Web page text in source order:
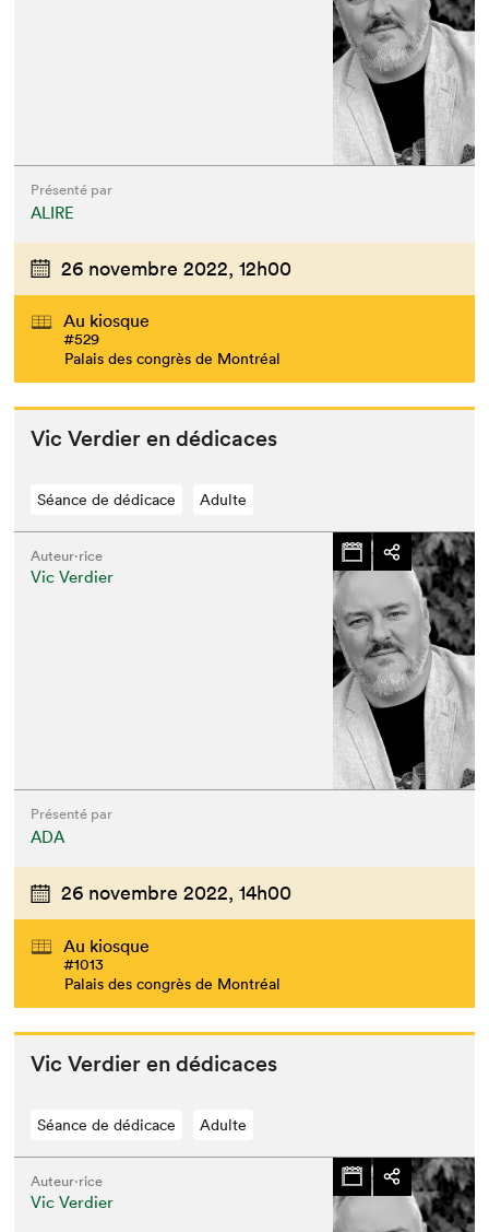
Présenté par
ALIRE
26 novembre 2022, 12h00
Au kiosque
#529
Palais des congrès de Montréal
Vic Verdier en dédicaces
Séance de dédicace Adulte
Auteur·rice
Vic Verdier
Présenté par
ADA
26 novembre 2022, 14h00
Au kiosque
#1013
Palais des congrès de Montréal
Vic Verdier en dédicaces
Séance de dédicace Adulte
Auteur·rice
Vic Verdier